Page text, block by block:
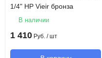
1/4" НР Vieir бронза
В наличии
1 410 Руб. / шт